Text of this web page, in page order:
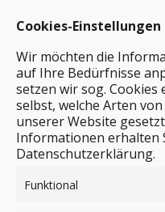
Cookies-Einstellungen
Wir möchten die
auf Ihre Bedürfnisse
setzen wir sog. Cookies
selbst, welche Arten
unserer Website
Informationen erhalten
Datenschutzerklärung.
Funktional
Stichwortsuche